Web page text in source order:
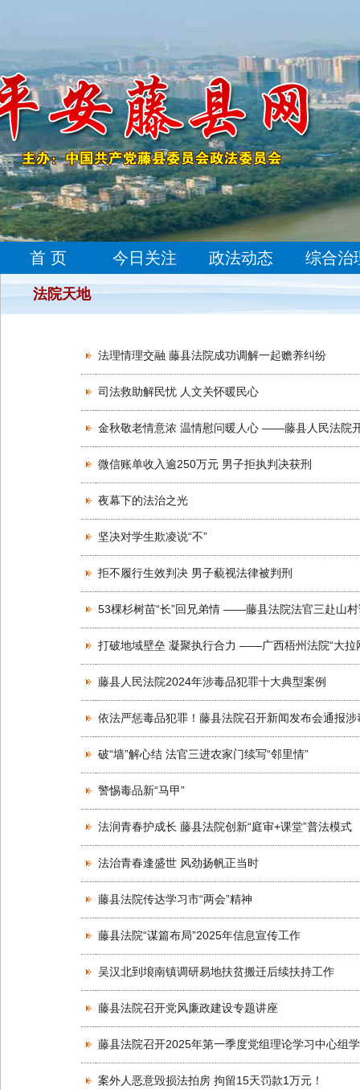
首 页 今日关注 政法动态 综合治
法院天地
法理情理交融 藤县法院成功调解一起赡养纠纷
司法救助解民忧 人文关怀暖民心
金秋敬老情意浓 温情慰问暖人心 ——藤县人民法院
微信账单收入逾250万元 男子拒执判决获刑
夜幕下的法治之光
坚决对学生欺凌说“不”
拒不履行生效判决 男子藐视法律被判刑
53棵杉树苗“长”回兄弟情 ——藤县法院法官三赴山
打破地域壁垒 凝聚执行合力 ——广西梧州法院“大拉
藤县人民法院2024年涉毒品犯罪十大典型案例
依法严惩毒品犯罪！藤县法院召开新闻发布会通报
破“墙”解心结 法官三进农家门续写“邻里情”
警惕毒品新“马甲”
法润青春护成长 藤县法院创新“庭审+课堂”普法模式
法治青春逢盛世 风劲扬帆正当时
藤县法院传达学习市“两会”精神
藤县法院“谋篇布局”2025年信息宣传工作
吴汉北到埌南镇调研易地扶贫搬迁后续扶持工作
藤县法院召开党风廉政建设专题讲座
藤县法院召开2025年第一季度党组理论学习中心组
案外人恶意毁损法拍房 拘留15天罚款1万元！